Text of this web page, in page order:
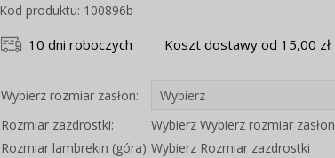
Kod produktu: 100896b
10 dni roboczych Koszt dostawy od 15,00 zł
Wybierz rozmiar zasłon:
Rozmiar zazdrostki:
Wybierz Wybierz rozmiar zasłon
Rozmiar lambrekin (góra):Wybierz Rozmiar zazdrostki